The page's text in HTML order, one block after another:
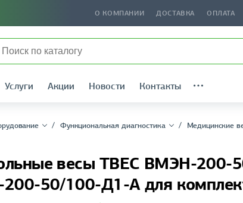
О КОМПАНИИ ДОСТАВКА ОПЛАТА
Услуги Акции Новости Контакты
Функциональная диагностика Медицинские
весы ТВЕС ВМЭН-200-
50/100-Д1-А для